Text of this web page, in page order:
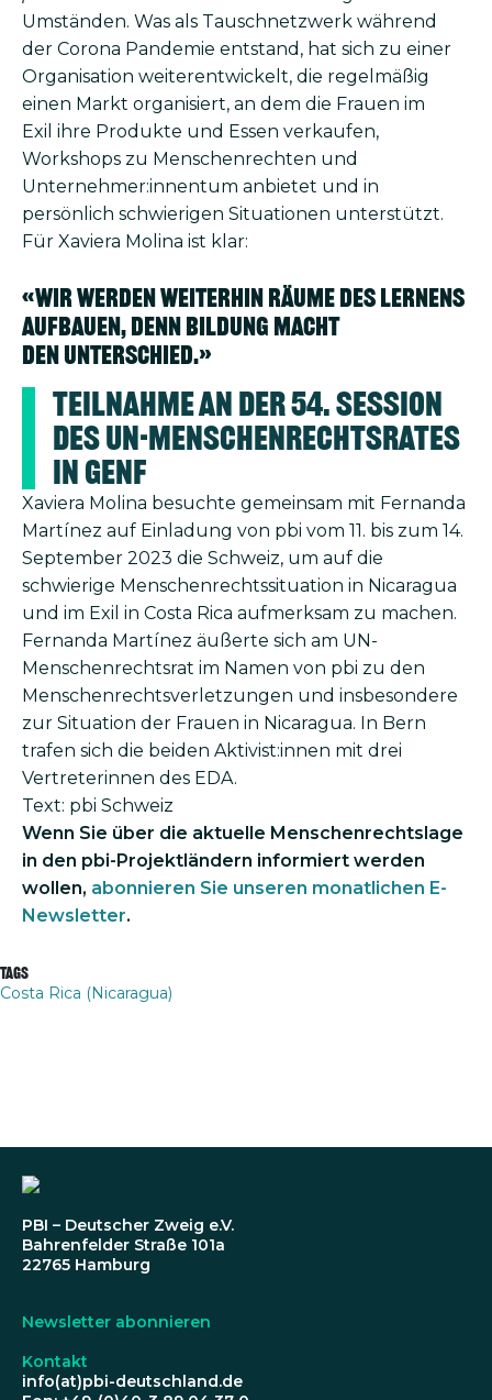
Umständen. Was als Tauschnetzwerk während
der Corona Pandemie entstand, hat sich zu einer
Organisation weiterentwickelt, die regelmäßig
einen Markt organisiert, an dem die Frauen im
Exil ihre Produkte und Essen verkaufen,
Workshops zu Menschenrechten und
Unternehmer:innentum anbietet und in
persönlich schwierigen Situationen unterstützt.
Für Xaviera Molina ist klar:
«Wir werden weiterhin Räume des Lernens
aufbauen, denn Bildung macht
den Unterschied.»
Teilnahme an der 54. Session
des UN-Menschenrechtsrates
in Genf
Xaviera Molina besuchte gemeinsam mit Fernanda
Martínez auf Einladung von pbi vom 11. bis zum 14.
September 2023 die Schweiz, um auf die
schwierige Menschenrechtssituation in Nicaragua
und im Exil in Costa Rica aufmerksam zu machen.
Fernanda Martínez äußerte sich am UN-
Menschenrechtsrat im Namen von pbi zu den
Menschenrechtsverletzungen und insbesondere
zur Situation der Frauen in Nicaragua. In Bern
trafen sich die beiden Aktivist:innen mit drei
Vertreterinnen des EDA.
Text: pbi Schweiz
Wenn Sie über die aktuelle Menschenrechtslage
in den pbi-Projektländern informiert werden
wollen, abonnieren Sie unseren monatlichen E-
Newsletter.
Tags
Costa Rica (Nicaragua)
PBI – Deutscher Zweig e.V.
Bahrenfelder Straße 101a
22765 Hamburg
Newsletter abonnieren
Kontakt
info(at)pbi-deutschland.de